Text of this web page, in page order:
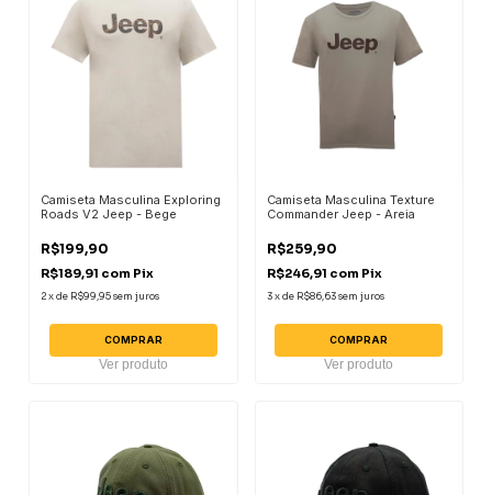
Camiseta Masculina Exploring
Roads V2 Jeep - Bege
R$199,90
R$189,91 com Pix
2xde R$99,95sem juros
COMPRAR
Ver produto
Camiseta Masculina Texture
Commander Jeep - Areia
R$259,90
R$246,91 com Pix
3 xde R$86,63 sem juros
COMPRAR
Ver produto